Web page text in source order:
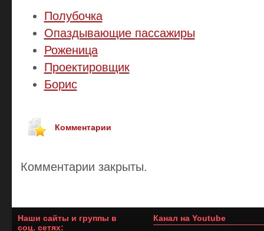
Полубочка
Опаздывающие пассажиры
Роженица
Проектировщик
Борис
Комментарии
Комментарии закрыты.
Наши сайты и группы в
соц. сетях:
Канал на Youtube